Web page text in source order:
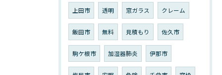
上田市 透明 窓ガラス クレーム
飯田市 無料 見積もり 佐久市
駒ケ根市 加湿器肺炎 伊那市